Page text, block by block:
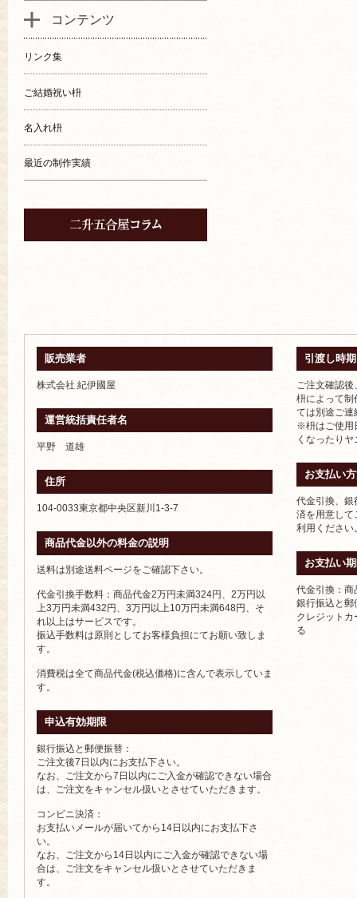
コンテンツ
リンク集
ご結婚祝い枡
名入れ枡
最近の制作実績
販売業者
株式会社 紀伊國屋
運営統括責任者名
平野 道雄
住所
104-0033東京都中央区新川1-3-7
商品代金以外の料金の説明
送料は別途送料ページをご確認下さい。
代金引換手数料：商品代金2万円未満324円、2万円以
上3万円未満432円、3万円以上10万円未満648円、そ
れ以上はサービスです。
振込手数料は原則としてお客様負担にてお願い致しま
す。
消費税は全て商品代金(税込価格)に含んで表示していま
す。
申込有効期限
銀行振込と郵便振替：
ご注文後7日以内にお支払下さい。
なお、ご注文から7日以内にご入金が確認できない場合
は、ご注文をキャンセル扱いとさせていただきます。
コンビニ決済：
お支払いメールが届いてから14日以内にお支払下さ
い。
なお、ご注文から14日以内にご入金が確認できない場
合は、ご注文をキャンセル扱いとさせていただきま
す。
引渡し時期
ご注文確認
枡によって制
ては別途ご連
※枡はご使用
くなったり
お支払い
代金引換、銀
済を用意して
利用ください
お支払い
代金引換：商
銀行振込と郵
クレジット
る